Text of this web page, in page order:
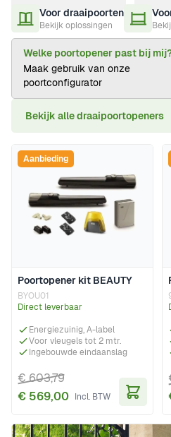
Voor draaipoorten
Bekijk oplossingen
Welke poortopener past bij
Maak gebruik van onze
poortconfigurator
Bekijk alle draaipoortopeners
Poortopener kit BEAUTY
BYOU01
Direct leverbaar
Energiezuinig, A-label
Voor vleugels tot 2 mtr.
Ingebouwde eindaanslag
€ 569,00
€ 603,79
Aanbieding